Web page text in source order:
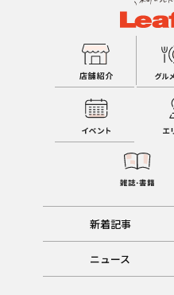
新着記事
ニュース